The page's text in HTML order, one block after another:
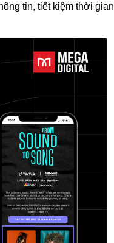
tin, tiết kiệm thời gian